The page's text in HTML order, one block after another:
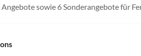
sowie 6 Sonderangebote für